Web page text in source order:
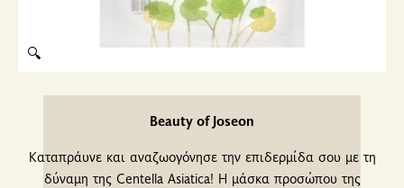
🔍
Beauty of Joseon
Καταπράυνε και αναζωογόνησε την επιδερμίδα σου με τη
δύναμη της Centella Asiatica! Η μάσκα προσώπου της